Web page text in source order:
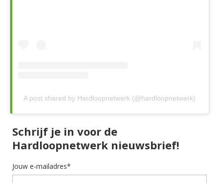
A post shared by Hardloopnetwerk (@hardloopnetwerk)
Schrijf je in voor de
Hardloopnetwerk nieuwsbrief!
Jouw e-mailadres*